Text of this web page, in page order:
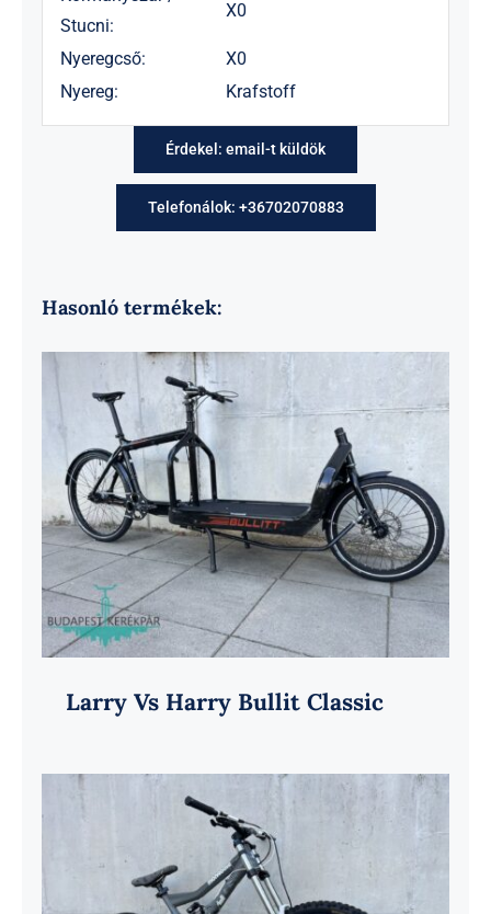
Stucni:
X0
Nyeregcső:
X0
Nyereg:
Krafstoff
Érdekel: email-t küldök
Telefonálok: +36702070883
Hasonló termékek:
Larry Vs Harry Bullit Classic